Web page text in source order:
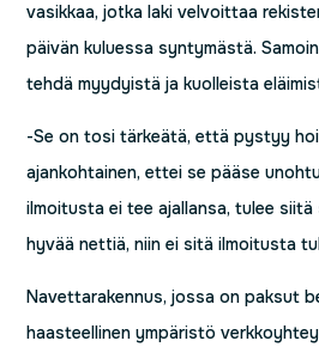
vasikkaa, jotka laki velvoittaa
päivän kuluessa syntymästä.
tehdä myydyistä ja kuolleista
-Se on tosi tärkeätä, että pystyy
ajankohtainen, ettei se pääse
ilmoitusta ei tee ajallansa, tulee
hyvää nettiä, niin ei sitä ilmoitusta
Navettarakennus, jossa on paksut
haasteellinen ympäristö